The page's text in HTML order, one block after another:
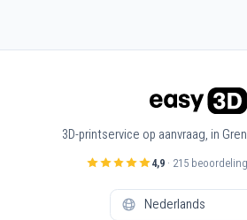
3D-printservice op aanvraag, in
4,9 · 215